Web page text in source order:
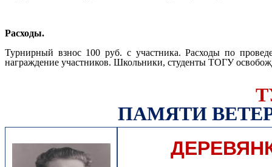
Расходы.
Турнирный взнос 100 руб. с участника. Расходы по
награждение участников. Школьники, студенты ТОГУ
ПАМЯТИ